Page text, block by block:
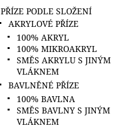
PŘÍZE PODLE SLOŽENÍ
AKRYLOVÉ PŘÍZE
100% AKRYL
100% MIKROAKRYL
SMĚS AKRYLU S JINÝM
VLÁKNEM
BAVLNĚNÉ PŘÍZE
100% BAVLNA
SMĚS BAVLNY S JINÝM
VLÁKNEM